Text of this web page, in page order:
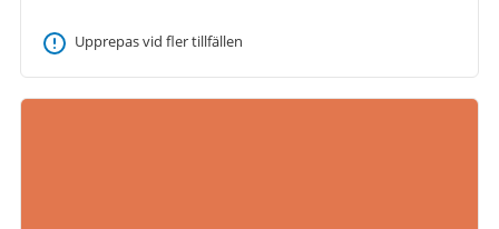
Upprepas vid fler tillfällen